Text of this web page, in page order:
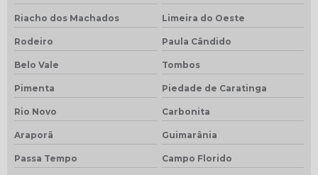
Riacho dos Machados Limeira do Oeste
Rodeiro Paula Cândido
Belo Vale Tombos
Pimenta Piedade de Caratinga
Rio Novo Carbonita
Araporã Guimarânia
Passa Tempo Campo Florido